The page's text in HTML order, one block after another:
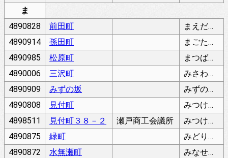
ま
4890828
前田町
まえだちょう
4890914
孫田町
まごたちょう
4890985
松原町
まつばらちょう
4890006
三沢町
みさわちょう
4890909
みずの坂
みずのざか
4890808
見付町
みつけちょう
4898511
見付町３８－２ 瀬戸商工会議所
みつけちょう
4890875
緑町
みどりちょう
4890872
水無瀬町
みなせちょう